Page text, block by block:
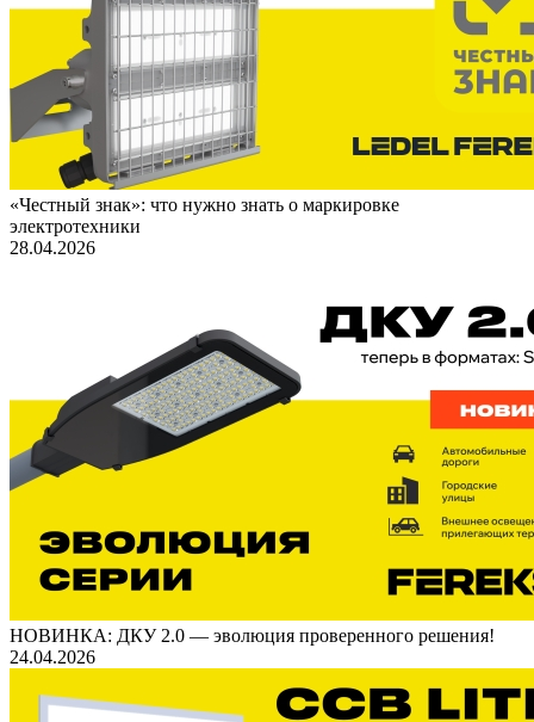
«Честный знак»: что нужно знать о маркировке
электротехники
28.04.2026
НОВИНКА: ДКУ 2.0 — эволюция проверенного решения!
24.04.2026